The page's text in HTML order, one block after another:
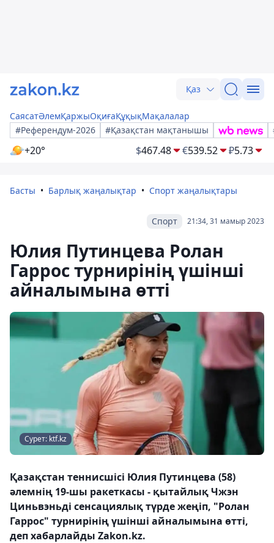
Қаз
СаясатӘлемҚаржыОқиғаҚұқықМақалалар
#Референдум-2026
#Қазақстан мақтанышы
+20° $467.48 €539.52 ₽5.73
Басты Барлық жаңалықтар Спорт жаңалықтары
21:34, 31 мамыр 2023
Спорт
Юлия Путинцева Ролан
Гаррос турнирінің үшінші
айналымына өтті
Сурет: ktf.kz
Қазақстан теннисшісі Юлия Путинцева (58)
әлемнің 19-шы ракеткасы - қытайлық Чжэн
Циньвэньді сенсациялық түрде жеңіп, "Ролан
Гаррос" турнирінің үшінші айналымына өтті,
деп хабарлайды Zakon.kz.